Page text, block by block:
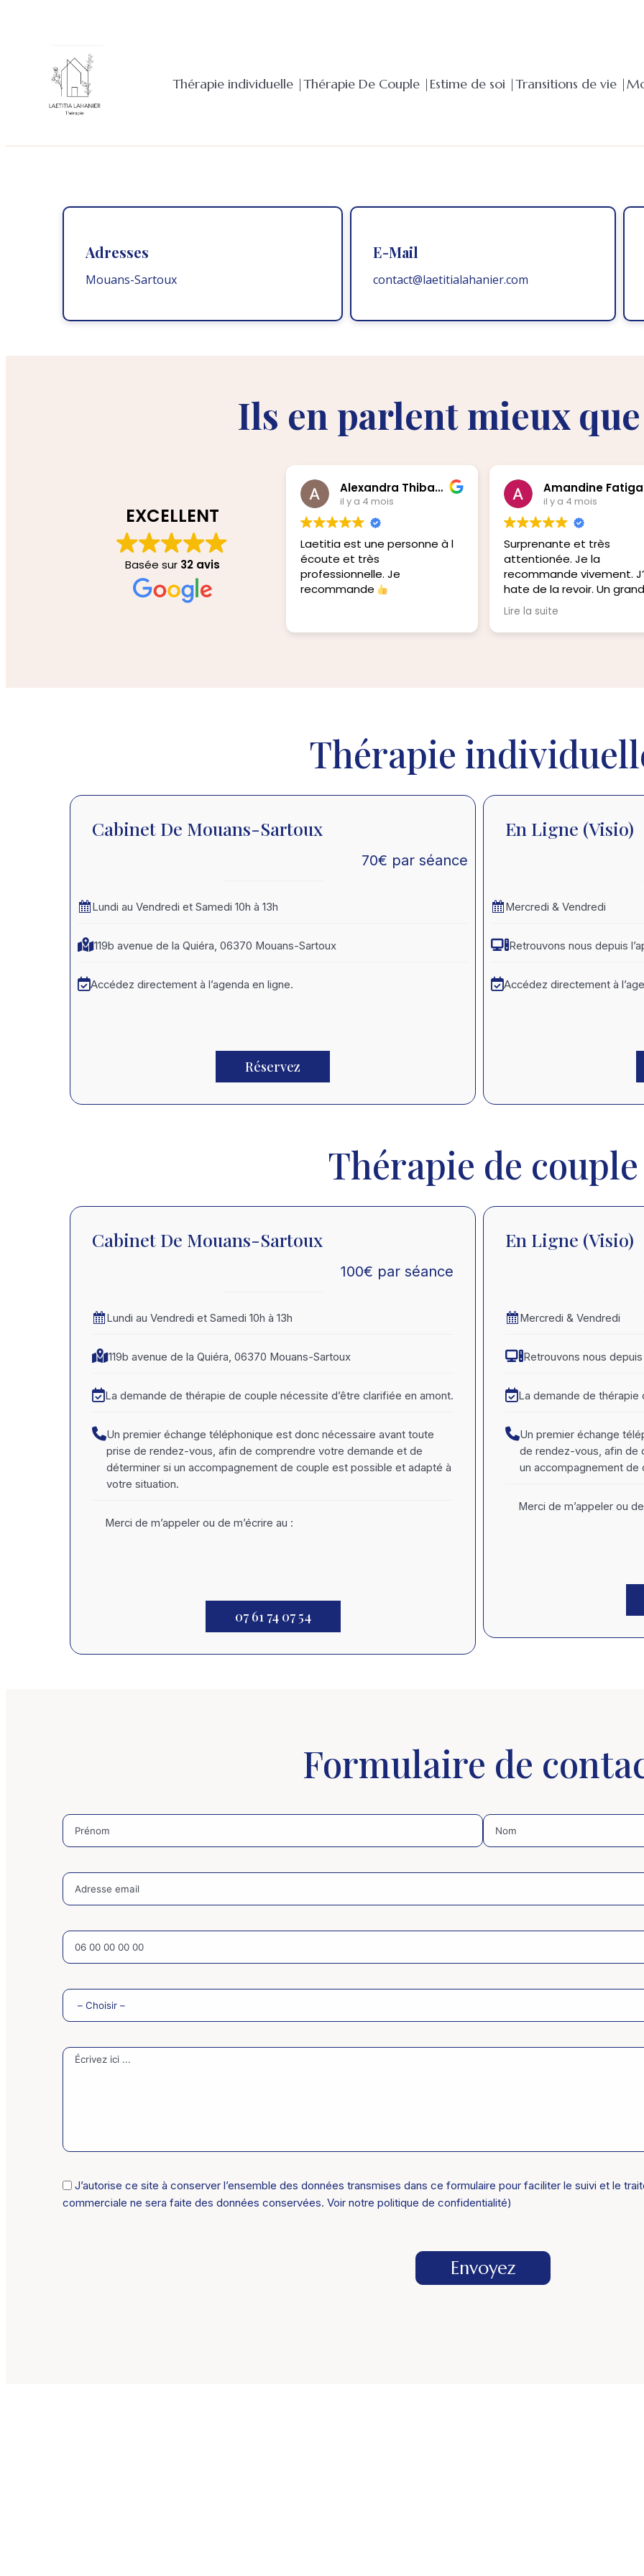
Thérapie individuelle |Thérapie De Couple |Estime de soi |Transitions de vie |
Adresses
Mouans-Sartoux
E-Mail
contact@laetitialahanier.com
Ils en parlent mieux
EXCELLENT
Basée sur 32 avis
Alexandra Thibault
il y a 4 mois
Laetitia est une personne à l
écoute et très
professionnelle. Je
recommande
Amandine Fatiga
il y a 4 mois
Surprenante et très
attentionée. Je la
recommande vivement.
hate de la revoir. Un grand
merci
Lire la suite
Thérapie
Cabinet De Mouans-Sartoux
70€ par séance
Lundi au Vendredi et Samedi 10h à 13h
119b avenue de la Quiéra, 06370 Mouans-Sartoux
Accédez directement à l’agenda en ligne.
Réservez
En Ligne (visio)
Mercredi & Vendredi
Retrouvons nous depuis
Accédez directement à
Thérapie de couple
Cabinet De Mouans-Sartoux
100€ par séance
Lundi au Vendredi et Samedi 10h à 13h
119b avenue de la Quiéra, 06370 Mouans-Sartoux
La demande de thérapie de couple nécessite d’être clarifiée en amont.
Un premier échange téléphonique est donc nécessaire avant toute
prise de rendez-vous, afin de comprendre votre demande et de
déterminer si un accompagnement de couple est possible et adapté à
votre situation.
Merci de m’appeler ou de m’écrire au :
07 61 74 07 54
En Ligne (visio)
Mercredi & Vendredi
Retrouvons nous
La demande de thérapie
Un premier échange
de rendez-vous, afin de
un accompagnement
Merci de m’appeler ou
Formulaire de
J’autorise ce site à conserver l’ensemble des données transmises dans ce formulaire pour faciliter le suivi et le
commerciale ne sera faite des données conservées. Voir notre politique de confidentialité)
Envoyez